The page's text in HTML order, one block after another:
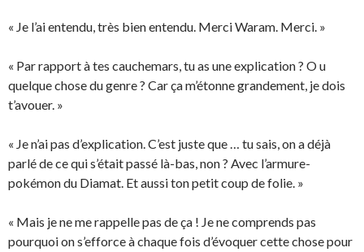
« Je l’ai entendu, très bien entendu. Merci Waram. Merci. »
« Par rapport à tes cauchemars, tu as une explication ? O u
quelque chose du genre ? Car ça m’étonne grandement, je dois
t’avouer. »
« Je n’ai pas d’explication. C’est juste que … tu sais, on a déjà
parlé de ce qui s’était passé là-bas, non ? Avec l’armure-
pokémon du Diamat. Et aussi ton petit coup de folie. »
« Mais je ne me rappelle pas de ça ! Je ne comprends pas
pourquoi on s’efforce à chaque fois d’évoquer cette chose pour